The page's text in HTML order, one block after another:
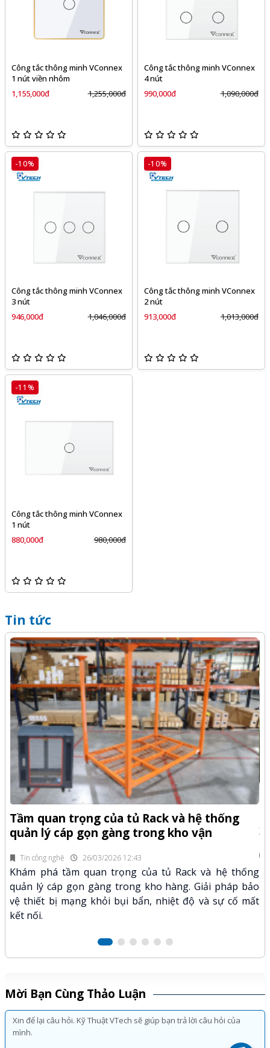
Công tắc thông minh VConnex
1 nút viền nhôm
1,155,000đ
1,255,000đ
Công tắc thông minh VConnex
4 nút
990,000đ
1,090,000đ
-10%
Công tắc thông minh VConnex
3 nút
946,000đ
1,046,000đ
-10%
Công tắc thông minh VConnex
2 nút
913,000đ
1,013,000đ
-11%
Công tắc thông minh VConnex
1 nút
880,000đ
980,000đ
Tin tức
Tin công nghệ 26/03/2026 12:43
Tầm quan trọng của tủ Rack và hệ thống
quản lý cáp gọn gàng trong kho vận
Khám phá tầm quan trọng của tủ Rack và hệ thống
quản lý cáp gọn gàng trong kho hàng. Giải pháp bảo
vệ thiết bị mạng khỏi bụi bẩn, nhiệt độ và sự cố mất
kết nối.
Mời Bạn Cùng Thảo Luận